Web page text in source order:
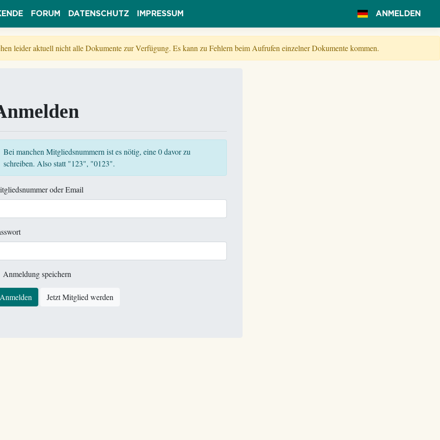
FORUM DATENSCHUTZ IMPRESSUM ANMELDEN
leider aktuell nicht alle Dokumente zur Verfügung. Es kann zu Fehlern beim Aufrufen einzelner Dokumente kommen.
Bei manchen Mitgliedsnummern ist es nötig, eine 0 davor zu
schreiben. Also statt "123", "0123".
oder Email
Anmeldung speichern
Anmelden Jetzt Mitglied werden